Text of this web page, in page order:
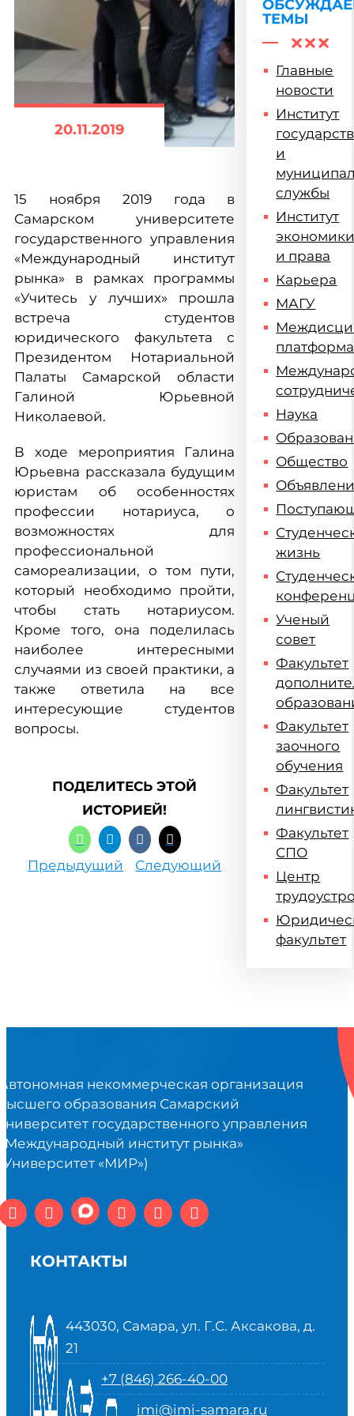
20.11.2019
15 ноября 2019 года в
Самарском университете
государственного управления
«Международный институт
рынка» в рамках программы
«Учитесь у лучших» прошла
встреча студентов
юридического факультета с
Президентом Нотариальной
Палаты Самарской области
Галиной Юрьевной
Николаевой.
В ходе мероприятия Галина
Юрьевна рассказала будущим
юристам об особенностях
профессии нотариуса, о
возможностях для
профессиональной
самореализации, о том пути,
который необходимо пройти,
чтобы стать нотариусом.
Кроме того, она поделилась
наиболее интересными
случаями из своей практики, а
также ответила на все
интересующие студентов
вопросы.
ПОДЕЛИТЕСЬ ЭТОЙ
ИСТОРИЕЙ!
Предыдущий Следующий
ТЕМЫ
Главные
новости
Институт
и
службы
Институт
и права
Карьера
МАГУ
платформа
Наука
Общество
жизнь
Ученый
совет
Факультет
Факультет
заочного
обучения
Факультет
Факультет
СПО
Центр
факультет
некоммерческая организация
образования Самарский
государственного управления
институт рынка»
«МИР»)
КОНТАКТЫ
443030, Самара, ул. Г.С. Аксакова, д.
21
+7 (846) 266-40-00
imi@imi-samara.ru